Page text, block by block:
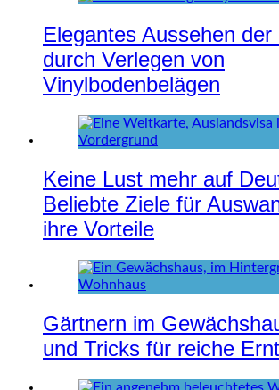
Elegantes Aussehen der
durch Verlegen von
Vinylbodenbelägen
Keine Lust mehr auf
Beliebte Ziele für
ihre Vorteile
Gärtnern im
und Tricks für reiche